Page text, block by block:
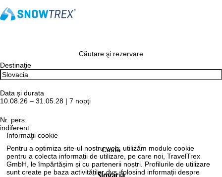
Informaţii cookie
Pentru a optimiza site-ul nostru web, utilizăm module cookie
pentru a colecta informații de utilizare, pe care noi, TravelTrex
GmbH, le împărtășim și cu partenerii noștri. Profilurile de utilizare
sunt create pe baza activităților dvs. folosind informații despre
Căutare şi rezervare
Destinaţie
Data și durata
10.08.26 – 31.05.28 | 7 nopţi
Nr. pers.
indiferent
Caută